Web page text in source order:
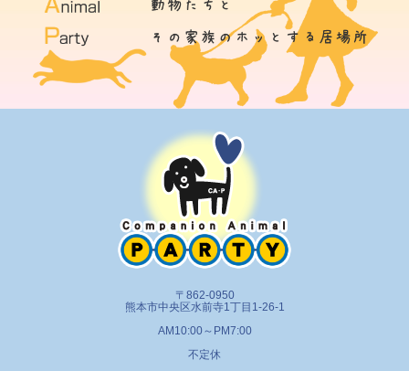
〒862-0950
熊本市中央区水前寺1丁目1-26-1
AM10:00～PM7:00
不定休